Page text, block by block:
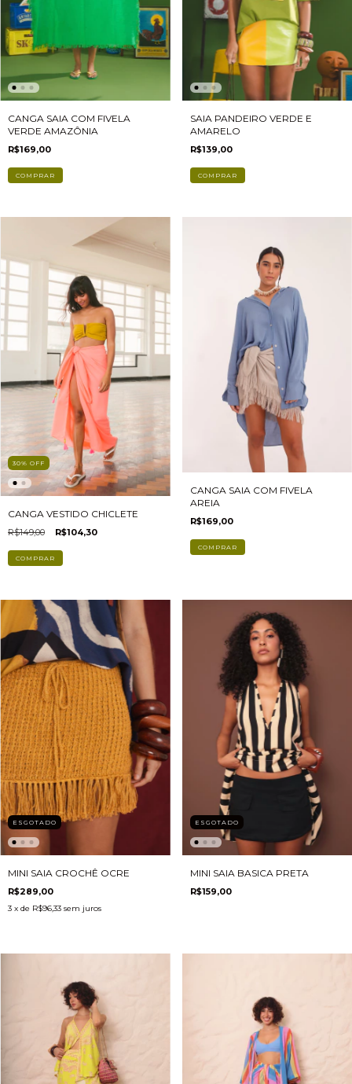
CANGA SAIA COM FIVELA
VERDE AMAZÔNIA
R$169,00
SAIA PANDEIRO VERDE E
AMARELO
R$139,00
COMPRAR
30% OFF
CANGA VESTIDO CHICLETE
R$149,00 R$104,30
CANGA SAIA COM FIVELA
AREIA
R$169,00
ESGOTADO
MINI SAIA CROCHÊ OCRE
R$289,00
3 x de R$96,33 sem juros
ESGOTADO
MINI SAIA BASICA PRETA
R$159,00